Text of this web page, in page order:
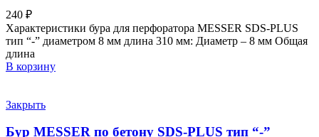
240 ₽
Характеристики бура для перфоратора MESSER SDS-PLUS
тип “-” диаметром 8 мм длина 310 мм: Диаметр – 8 мм Общая
длина
В корзину
Закрыть
Бур MESSER по бетону SDS-PLUS тип “-”